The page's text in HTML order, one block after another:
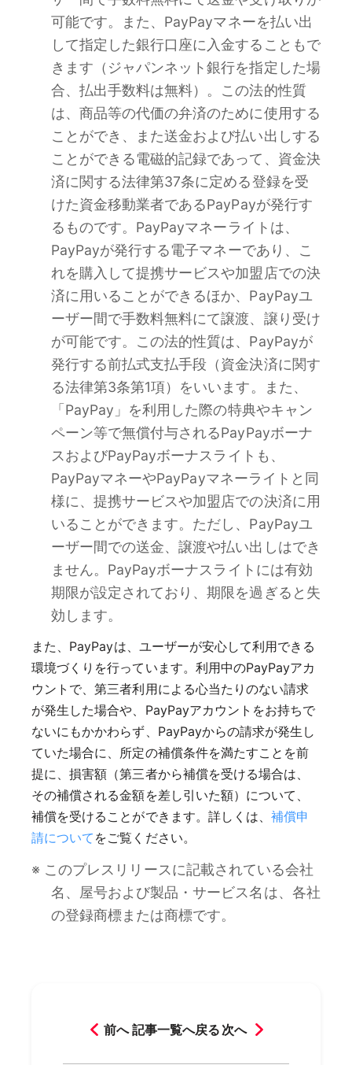
可能です。また、PayPayマネーを払い出
して指定した銀行口座に入金することもで
きます（ジャパンネット銀行を指定した場
合、払出手数料は無料）。この法的性質
は、商品等の代価の弁済のために使用する
ことができ、また送金および払い出しする
ことができる電磁的記録であって、資金決
済に関する法律第37条に定める登録を受
けた資金移動業者であるPayPayが発行す
るものです。PayPayマネーライトは、
PayPayが発行する電子マネーであり、こ
れを購入して提携サービスや加盟店での決
済に用いることができるほか、PayPayユ
ーザー間で手数料無料にて譲渡、譲り受け
が可能です。この法的性質は、PayPayが
発行する前払式支払手段（資金決済に関す
る法律第3条第1項）をいいます。また、
「PayPay」を利用した際の特典やキャン
ペーン等で無償付与されるPayPayボーナ
スおよびPayPayボーナスライトも、
PayPayマネーやPayPayマネーライトと同
様に、提携サービスや加盟店での決済に用
いることができます。ただし、PayPayユ
ーザー間での送金、譲渡や払い出しはでき
ません。PayPayボーナスライトには有効
期限が設定されており、期限を過ぎると失
効します。
また、PayPayは、ユーザーが安心して利用できる
環境づくりを行っています。利用中のPayPayアカ
ウントで、第三者利用による心当たりのない請求
が発生した場合や、PayPayアカウントをお持ちで
ないにもかかわらず、PayPayからの請求が発生し
ていた場合に、所定の補償条件を満たすことを前
提に、損害額（第三者から補償を受ける場合は、
その補償される金額を差し引いた額）について、
補償を受けることができます。詳しくは、補償申
請について をご覧ください。
※ このプレスリリースに記載されている会社
名、屋号および製品・サービス名は、各社
の登録商標または商標です。
前へ 記事一覧へ戻る 次へ